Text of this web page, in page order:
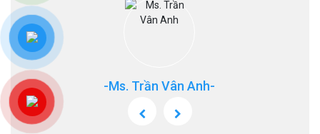
-Ms. Trần Vân Anh-